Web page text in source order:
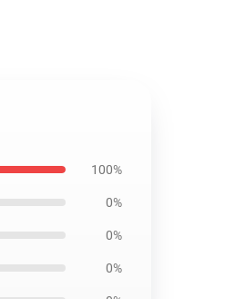
100%
0%
0%
0%